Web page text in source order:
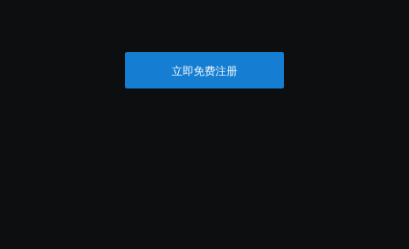
立即免费注册